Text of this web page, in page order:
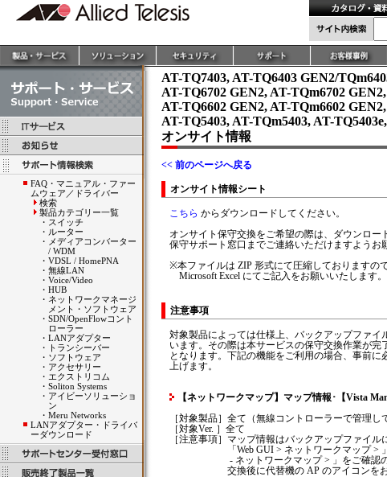
FAQ・マニュアル・ファー
ムウェア／ドライバー
検索
製品カテゴリー一覧
・ スイッチ
・ ルーター
・ メディアコンバーター
/ WDM
・ VDSL / HomePNA
・ 無線LAN
・ Voice/Video
・ HUB
・ ネットワークマネージ
メント・ソフトウェア
・ SDN/OpenFlowコント
ローラー
・ LANアダプター
・
トランシーバー
・ ソフトウェア
・ アクセサリー
・ エクストリコム
・ Soliton Systems
・ アイビーソリューショ
ン
・ Meru Networks
LANアダプター・ドライバ
ーダウンロード
AT-TQ7403, AT-TQ6403 GEN2/
AT-TQ6702 GEN2, AT-TQm6702
AT-TQ6602 GEN2, AT-TQm6602
AT-TQ5403, AT-TQm5403, AT-
オンサイト情報
<< 前のページへ戻る
オンサイト情報シート
こちら からダウンロードしてください。
オンサイト保守交換をご希望の際は、ダウンロー
保守サポート窓口までご連絡いただけますようお
※本ファイルは ZIP 形式にて圧縮しておりますの
Microsoft Excel にてご記入をお願いいたします。
注意事項
対象製品によっては仕様上、バックアップファ
います。その際は本サービスの保守交換作業が
となります。下記の機能をご利用の場合、事前
上げます。
【ネットワークマップ】マップ情報･【Vista
［対象製品］全て（無線コントローラーで管理し
［対象Ver. ］全て
［注意事項］マップ情報はバックアップファイル
「Web GUI > ネットワークマップ > 」も
- ネットワークマップ > 」をご確認のう
交換後に代替機の AP のアイコンをお客